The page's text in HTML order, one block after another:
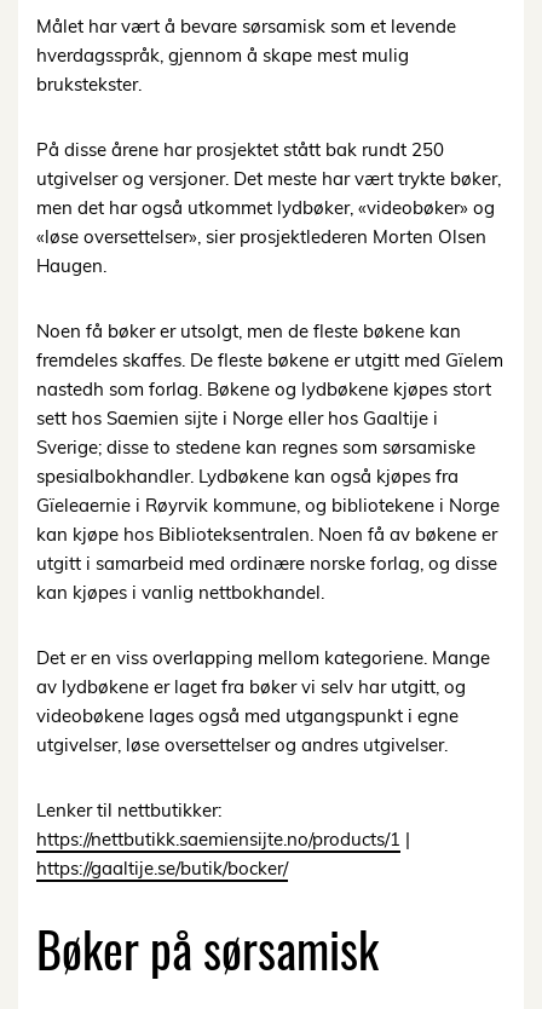
Målet har vært å bevare sørsamisk som et levende
hverdagsspråk, gjennom å skape mest mulig
brukstekster.
På disse årene har prosjektet stått bak rundt 250
utgivelser og versjoner. Det meste har vært trykte bøker,
men det har også utkommet lydbøker, «videobøker» og
«løse oversettelser», sier prosjektlederen Morten Olsen
Haugen.
Noen få bøker er utsolgt, men de fleste bøkene kan
fremdeles skaffes. De fleste bøkene er utgitt med Gïelem
nastedh som forlag. Bøkene og lydbøkene kjøpes stort
sett hos Saemien sijte i Norge eller hos Gaaltije i
Sverige; disse to stedene kan regnes som sørsamiske
spesialbokhandler. Lydbøkene kan også kjøpes fra
Gïeleaernie i Røyrvik kommune, og bibliotekene i Norge
kan kjøpe hos Biblioteksentralen. Noen få av bøkene er
utgitt i samarbeid med ordinære norske forlag, og disse
kan kjøpes i vanlig nettbokhandel.
Det er en viss overlapping mellom kategoriene. Mange
av lydbøkene er laget fra bøker vi selv har utgitt, og
videobøkene lages også med utgangspunkt i egne
utgivelser, løse oversettelser og andres utgivelser.
Lenker til nettbutikker:
https://nettbutikk.saemiensijte.no/products/1 |
https://gaaltije.se/butik/bocker/
Bøker på sørsamisk